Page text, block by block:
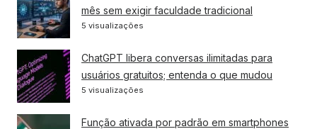
mês sem exigir faculdade tradicional
5 visualizações
ChatGPT libera conversas ilimitadas para
usuários gratuitos; entenda o que mudou
5 visualizações
Função ativada por padrão em smartphones